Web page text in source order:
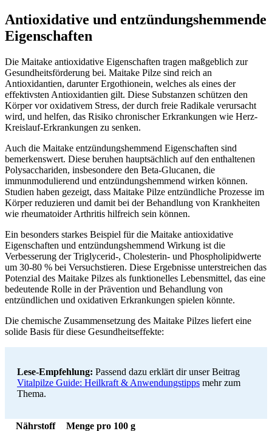
Antioxidative und entzündungshemmende
Eigenschaften
Die Maitake antioxidative Eigenschaften tragen maßgeblich zur
Gesundheitsförderung bei. Maitake Pilze sind reich an
Antioxidantien, darunter Ergothionein, welches als eines der
effektivsten Antioxidantien gilt. Diese Substanzen schützen den
Körper vor oxidativem Stress, der durch freie Radikale verursacht
wird, und helfen, das Risiko chronischer Erkrankungen wie Herz-
Kreislauf-Erkrankungen zu senken.
Auch die Maitake entzündungshemmend Eigenschaften sind
bemerkenswert. Diese beruhen hauptsächlich auf den enthaltenen
Polysacchariden, insbesondere den Beta-Glucanen, die
immunmodulierend und entzündungshemmend wirken können.
Studien haben gezeigt, dass Maitake Pilze entzündliche Prozesse im
Körper reduzieren und damit bei der Behandlung von Krankheiten
wie rheumatoider Arthritis hilfreich sein können.
Ein besonders starkes Beispiel für die Maitake antioxidative
Eigenschaften und entzündungshemmend Wirkung ist die
Verbesserung der Triglycerid-, Cholesterin- und Phospholipidwerte
um 30-80 % bei Versuchstieren. Diese Ergebnisse unterstreichen das
Potenzial des Maitake Pilzes als funktionelles Lebensmittel, das eine
bedeutende Rolle in der Prävention und Behandlung von
entzündlichen und oxidativen Erkrankungen spielen könnte.
Die chemische Zusammensetzung des Maitake Pilzes liefert eine
solide Basis für diese Gesundheitseffekte:
Lese-Empfehlung: Passend dazu erklärt dir unser Beitrag
Vitalpilze Guide: Heilkraft & Anwendungstipps mehr zum
Thema.
Nährstoff
Menge pro 100 g